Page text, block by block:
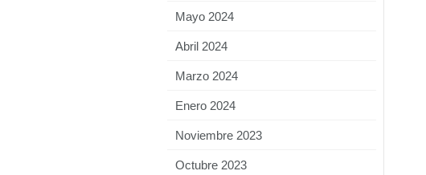
Mayo 2024
Abril 2024
Marzo 2024
Enero 2024
Noviembre 2023
Octubre 2023